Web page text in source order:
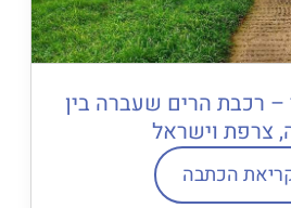
שלי – רכבת הרים שעברה בין
צרפת וישראל
הכתבה